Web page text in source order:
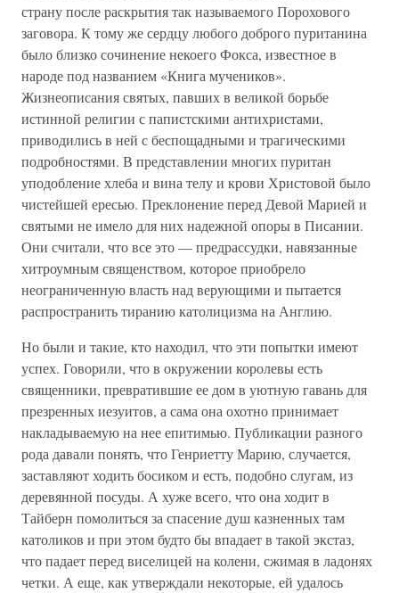
страну после раскрытия так называемого Порохового
заговора. К тому же сердцу любого доброго пуританина
было близко сочинение некоего Фокса, известное в
народе под названием «Книга мучеников».
Жизнеописания святых, павших в великой борьбе
истинной религии с папистскими антихристами,
приводились в ней с беспощадными и трагическими
подробностями. В представлении многих пуритан
уподобление хлеба и вина телу и крови Христовой было
чистейшей ересью. Преклонение перед Девой Марией и
святыми не имело для них надежной опоры в Писании.
Они считали, что все это — предрассудки, навязанные
хитроумным священством, которое приобрело
неограниченную власть над верующими и пытается
распространить тиранию католицизма на Англию.
Но были и такие, кто находил, что эти попытки имеют
успех. Говорили, что в окружении королевы есть
священники, превратившие ее дом в уютную гавань для
презренных иезуитов, а сама она охотно принимает
накладываемую на нее епитимью. Публикации разного
рода давали понять, что Генриетту Марию, случается,
заставляют ходить босиком и есть, подобно слугам, из
деревянной посуды. А хуже всего, что она ходит в
Тайберн помолиться за спасение душ казненных там
католиков и при этом будто бы впадает в такой экстаз,
что падает перед виселицей на колени, сжимая в ладонях
четки. А еще, как утверждали некоторые, ей удалось